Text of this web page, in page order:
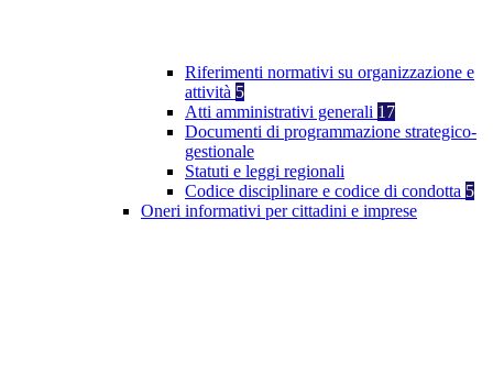
Riferimenti normativi su organizzazione e
attività 5
Atti amministrativi generali 17
Documenti di programmazione strategico-
gestionale
Statuti e leggi regionali
Codice disciplinare e codice di condotta 5
Oneri informativi per cittadini e imprese